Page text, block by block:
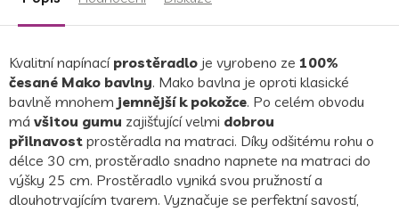
hvězdiček.
Kvalitní napínací prostěradlo je vyrobeno ze 100%
česané Mako bavlny. Mako bavlna je oproti klasické
bavlně mnohem jemnější k pokožce. Po celém obvodu
má všitou gumu zajišťující velmi dobrou
přilnavost prostěradla na matraci. Díky odšitému rohu o
délce 30 cm, prostěradlo snadno napnete na matraci do
výšky 25 cm. Prostěradlo vyniká svou pružností a
dlouhotrvajícím tvarem. Vyznačuje se perfektní savostí,